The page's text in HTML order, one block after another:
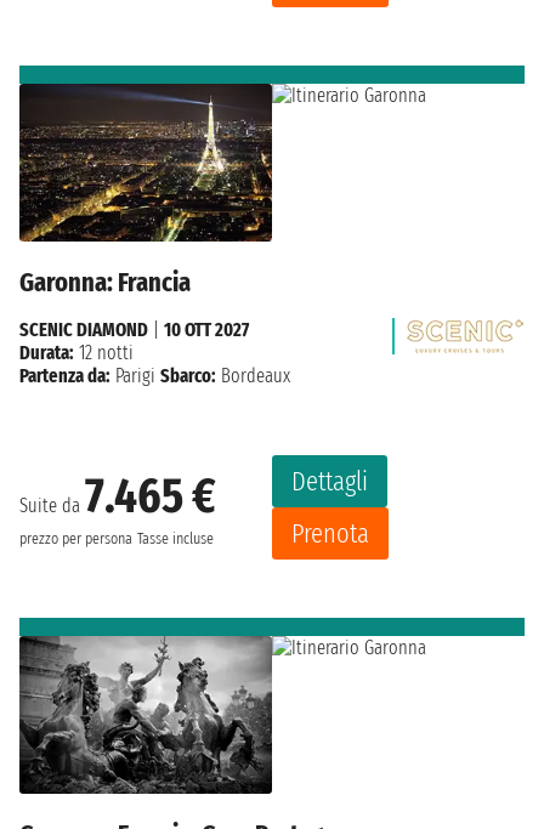
Garonna: Francia
Suite da 7.465 €
prezzo per persona Tasse incluse
Dettagli
Prenota
SCENIC DIAMOND
10 OTT 2027
Durata: 12 notti
Partenza da: Parigi Sbarco: Bordeaux